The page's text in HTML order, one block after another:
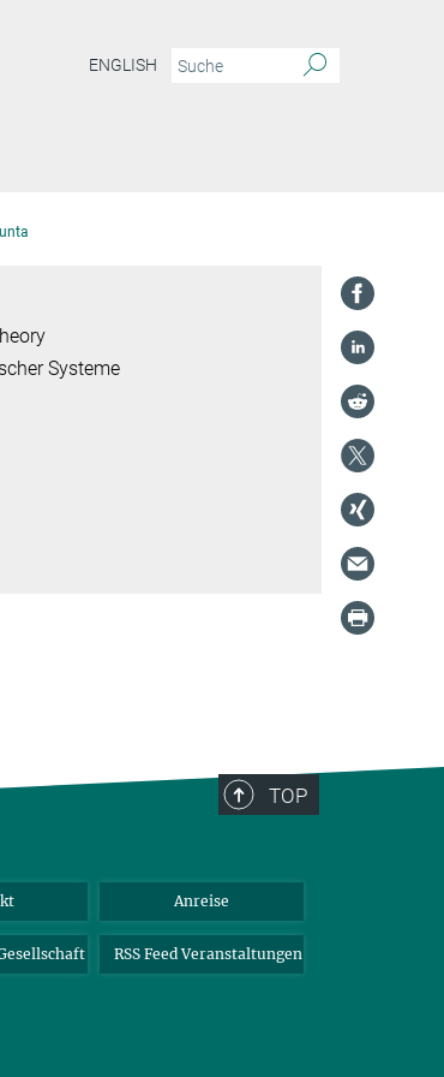
ENGLISH
Systeme
TOP
Anreise
RSS Feed Veranstaltungen